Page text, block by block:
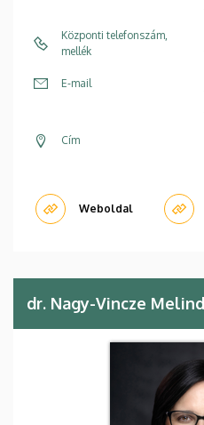
Központi telefonszám,
mellék
E-mail
Cím
Weboldal
dr. Nagy-Vincze